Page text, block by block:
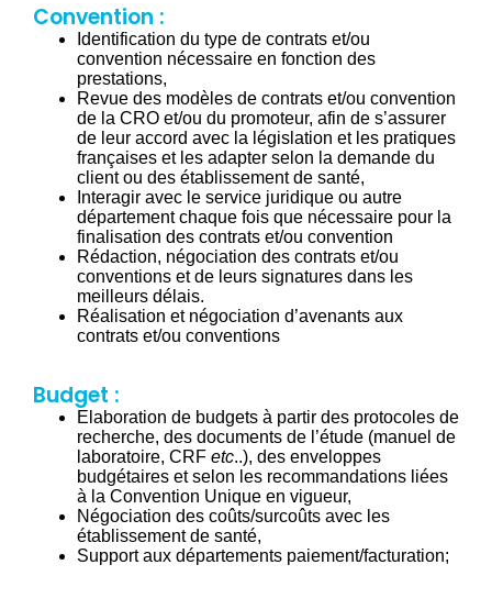
Convention :
Identification du type de contrats et/ou
convention nécessaire en fonction des
prestations,
Revue des modèles de contrats et/ou convention
de la CRO et/ou du promoteur, afin de s’assurer
de leur accord avec la législation et les pratiques
françaises et les adapter selon la demande du
client ou des établissement de santé,
Interagir avec le service juridique ou autre
département chaque fois que nécessaire pour la
finalisation des contrats et/ou convention
Rédaction, négociation des contrats et/ou
conventions et de leurs signatures dans les
meilleurs délais.
Réalisation et négociation d’avenants aux
contrats et/ou conventions
Budget :
Elaboration de budgets à partir des protocoles de
recherche, des documents de l’étude (manuel de
laboratoire, CRF etc..), des enveloppes
budgétaires et selon les recommandations liées
à la Convention Unique en vigueur,
Négociation des coûts/surcoûts avec les
établissement de santé,
Support aux départements paiement/facturation;